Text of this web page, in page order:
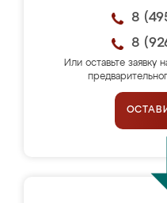
8
8
Или оставьте заявку